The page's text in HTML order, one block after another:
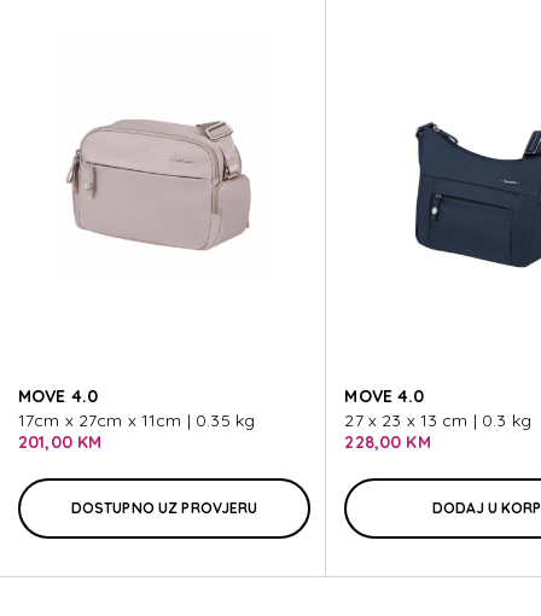
MOVE 5.0
MOVE 5.0
MOVE 5.0
MOVE 5.0
MOVE 5.0
MOVE 4.0
17cm x 27cm x 11cm | 0.35 kg
201,00 KM
DOSTUPNO UZ PROVJERU
MOVE 4.0
27 x 23 x 13 cm | 0.3 kg
228,00 KM
DODAJ U